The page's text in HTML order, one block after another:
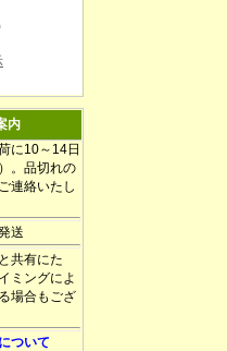
内
に10～14日
。品切れの
連絡いたし
送
共有にた
ミングによ
場合もござ
ついて